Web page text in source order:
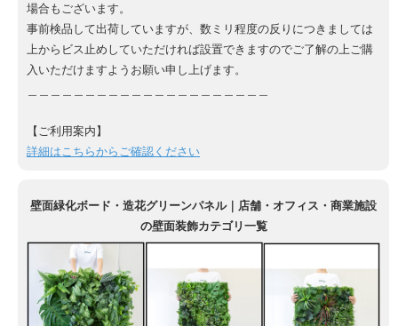
場合もございます。
事前検品して出荷していますが、数ミリ程度の反りにつきましては
上からビス止めしていただければ設置できますのでご了解の上ご購
入いただけますようお願い申し上げます。
【ご利用案内】
詳細はこちらからご確認ください
壁面緑化ボード・造花グリーンパネル｜店舗・オフィス・商業施設
の壁面装飾カテゴリ一覧